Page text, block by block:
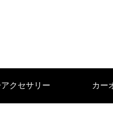
クセサリー カー